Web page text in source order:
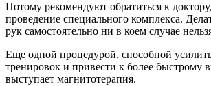
Потому рекомендуют обратиться к
проведение специального комплекса.
рук самостоятельно ни в коем случае
Еще одной процедурой, способной
тренировок и привести к более быстрому
выступает магнитотерапия.